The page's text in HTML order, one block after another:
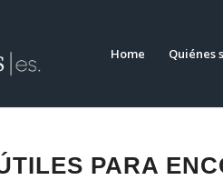
Home Quiénes
PARA